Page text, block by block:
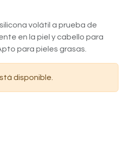
volátil a prueba de
en la piel y cabello para
para pieles grasas.
disponible.